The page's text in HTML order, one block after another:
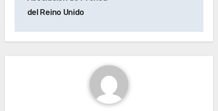
del Reino Unido